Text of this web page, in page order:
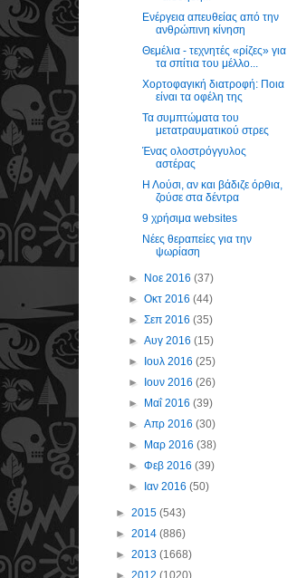
Ενέργεια απευθείας από την
ανθρώπινη κίνηση
Θεμέλια - τεχνητές «ρίζες» για
τα σπίτια του μέλλο...
Χορτοφαγική διατροφή: Ποια
είναι τα οφέλη της
Τα συμπτώματα του
μετατραυματικού στρες
Ένας ολοστρόγγυλος
αστέρας
Η Λούσι, αν και βάδιζε όρθια,
ζούσε στα δέντρα
9 χρήσιμα websites
Νέες θεραπείες για την
ψωρίαση
► Νοε 2016(37)
►Οκτ 2016(44)
►Σεπ 2016(35)
►Αυγ 2016(15)
► Ιουλ 2016(25)
► Ιουν 2016(26)
► Μαΐ 2016(39)
►Απρ 2016(30)
► Μαρ 2016(38)
►Φεβ 2016(39)
► Ιαν 2016(50)
► 2015 (543)
► 2014 (886)
► 2013 (1668)
► 2012 (1020)